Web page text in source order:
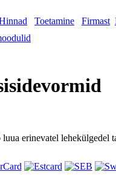
Toetamine Firmast
erinevatel lehekülgedel